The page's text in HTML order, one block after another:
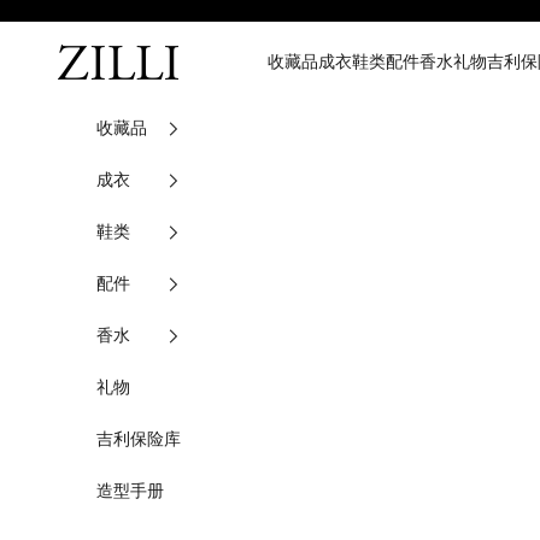
齐利 收藏品成衣鞋类配件香水礼物吉利
收藏品
成衣
鞋类
配件
香水
礼物
吉利保险库
造型手册